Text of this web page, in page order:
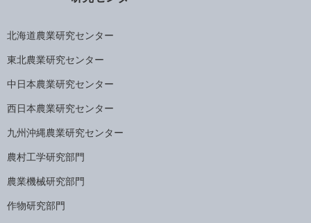
北海道農業研究センター
東北農業研究センター
中日本農業研究センター
西日本農業研究センター
九州沖縄農業研究センター
農村工学研究部門
農業機械研究部門
作物研究部門